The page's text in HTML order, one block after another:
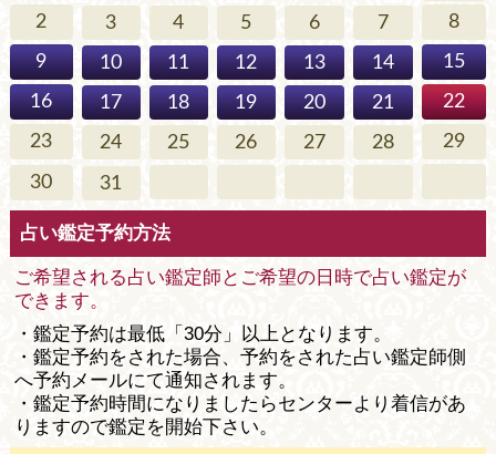
2
3 4 5 6 7
8
9
10 11 12 13 14
15
16
17 18 19 20 21
22
23
24 25 26 27 28
29
30
31
占い鑑定予約方法
ご希望される占い鑑定師とご希望の日時で占い鑑定が
できます。
・鑑定予約は最低「30分」以上となります。
・鑑定予約をされた場合、予約をされた占い鑑定師側
へ予約メールにて通知されます。
・鑑定予約時間になりましたらセンターより着信があ
りますので鑑定を開始下さい。